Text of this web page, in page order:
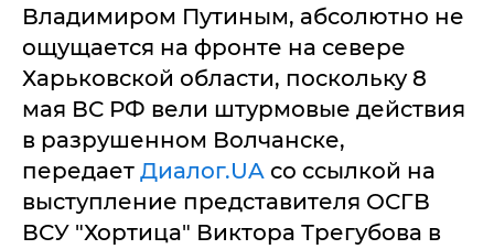
Владимиром Путиным, абсолютно не
ощущается на фронте на севере
Харьковской области, поскольку 8
мая ВС РФ вели штурмовые действия
в разрушенном Волчанске,
передает Диалог.UA со ссылкой на
выступление представителя ОСГВ
ВСУ "Хортица" Виктора Трегубова в